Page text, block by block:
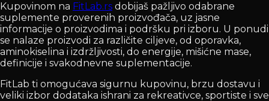
Kupovinom na FitLab.rs dobijaš pažljivo odabrane
suplemente proverenih proizvođača, uz jasne
informacije o proizvodima i podršku pri izboru. U ponudi
se nalaze proizvodi za različite ciljeve, od oporavka,
aminokiselina i izdržljivosti, do energije, mišićne mase,
definicije i svakodnevne suplementacije.
FitLab ti omogućava sigurnu kupovinu, brzu dostavu i
veliki izbor dodataka ishrani za rekreativce, sportiste i sve